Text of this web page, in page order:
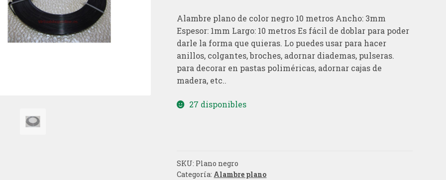
Alambre plano de color negro 10 metros Ancho: 3mm
Espesor: 1mm Largo: 10 metros Es fácil de doblar para poder
darle la forma que quieras. Lo puedes usar para hacer
anillos, colgantes, broches, adornar diademas, pulseras.
para decorar en pastas poliméricas, adornar cajas de
madera, etc..
27 disponibles
SKU: Plano negro
Categoría: Alambre plano